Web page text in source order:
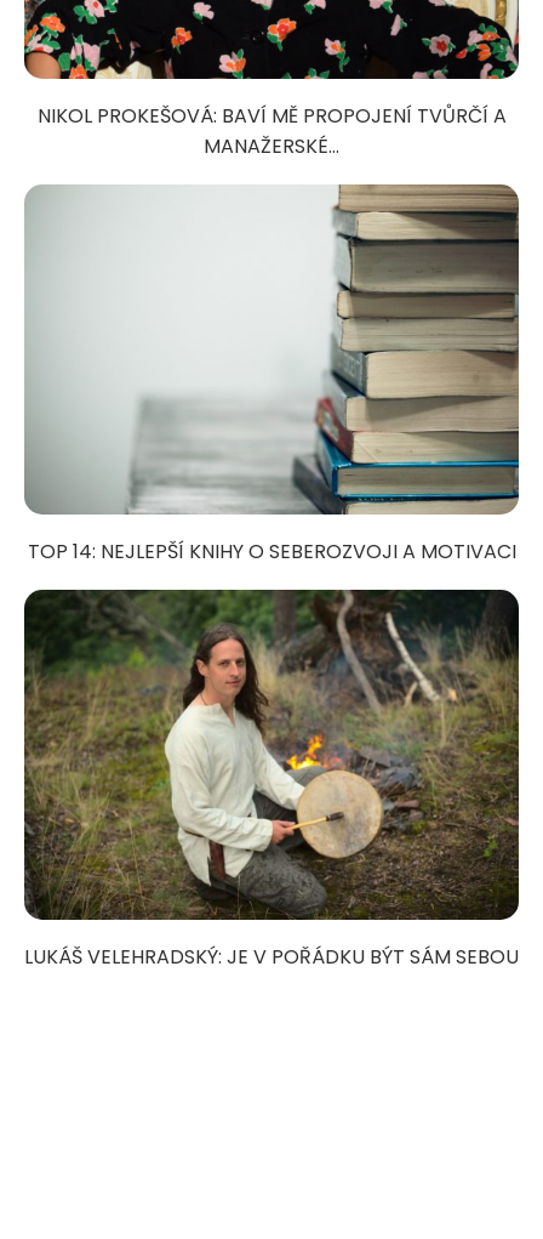
NIKOL PROKEŠOVÁ: BAVÍ MĚ PROPOJENÍ TVŮRČÍ A
MANAŽERSKÉ...
TOP 14: NEJLEPŠÍ KNIHY O SEBEROZVOJI A MOTIVACI
LUKÁŠ VELEHRADSKÝ: JE V POŘÁDKU BÝT SÁM SEBOU